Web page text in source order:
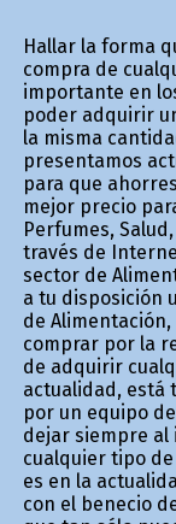
Hallar la forma
compra de
importante en
poder adquirir
la misma
presentamos
para que
mejor precio
Perfumes,
través de
sector de
a tu disposición
de
comprar por la
de adquirir
actualidad, está
por un equipo
dejar siempre
cualquier tipo
es en la
con el beneficio